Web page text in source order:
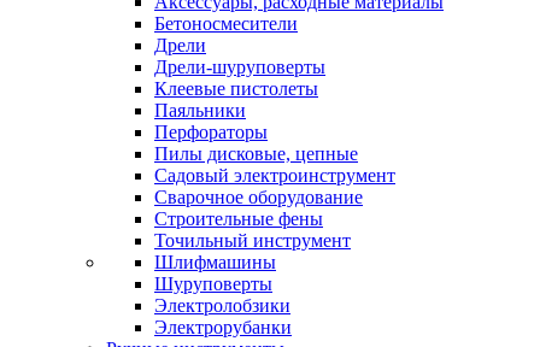
Бетоносмесители
Дрели
Дрели-шуруповерты
Клеевые пистолеты
Паяльники
Перфораторы
Пилы дисковые, цепные
Садовый электроинструмент
Сварочное оборудование
Строительные фены
Точильный инструмент
Шлифмашины
Шуруповерты
Электролобзики
Электрорубанки